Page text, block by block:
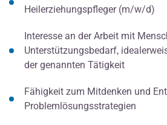
Heilerziehungspfleger (m/w/d)
Interesse an der Arbeit mit
Unterstützungsbedarf,
der genannten Tätigkeit
Fähigkeit zum Mitdenken und
Problemlösungsstrategien